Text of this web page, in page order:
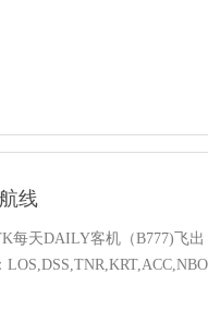
线
每天DAILY客机（B777)飞